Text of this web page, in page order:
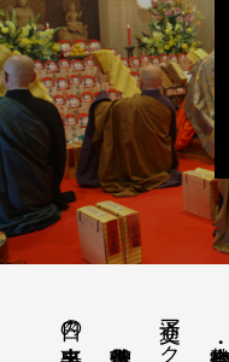
日々の出来事